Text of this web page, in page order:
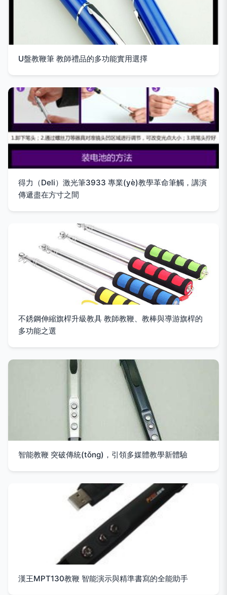
U盤教鞭筆 教師禮品的多功能實用選擇
得力（Deli）激光筆3933 專業(yè)教學革命筆觸，講演
傳遞盡在方寸之間
不銹鋼伸縮旗桿升級教具 教師教鞭、教棒與導游旗桿的
多功能之選
智能教鞭 突破傳統(tǒng)，引領多媒體教學新體驗
漢王MPT130教鞭 智能演示與精準書寫的全能助手